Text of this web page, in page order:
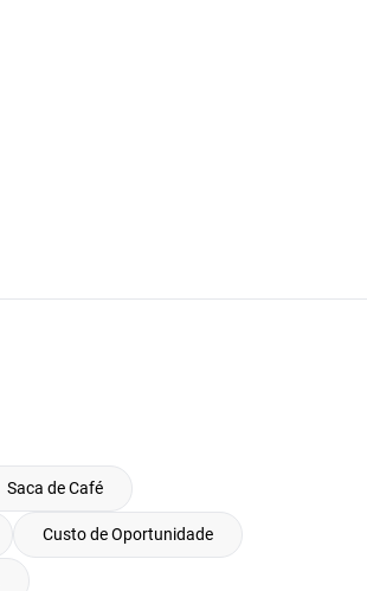
Saca de Café
Custo de Oportunidade